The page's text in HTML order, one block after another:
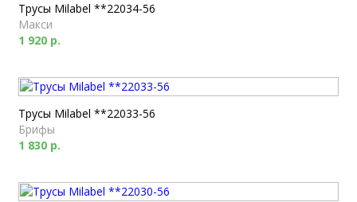
Трусы Milabel **22034-56
Макси
1 920 р.
Трусы Milabel **22033-56
Брифы
1 830 р.